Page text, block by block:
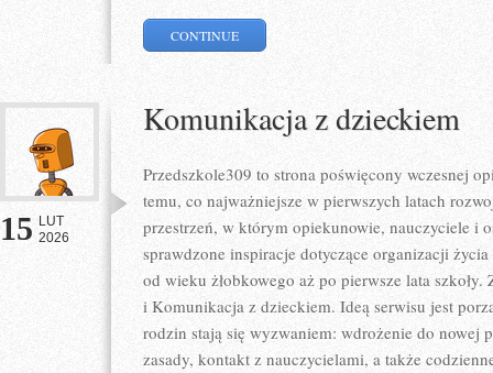
CONTINUE
15 LUT
2026
Komunikacja z dzieckiem
Przedszkole309 to strona poświęcony wczesnej
temu, co najważniejsze w pierwszych latach
przestrzeń, w którym opiekunowie, nauczyciele i
sprawdzone inspiracje dotyczące organizacji
od wieku żłobkowego aż po pierwsze lata
i Komunikacja z dzieckiem. Ideą serwisu jest
rodzin stają się wyzwaniem: wdrożenie do nowej
zasady, kontakt z nauczycielami, a także